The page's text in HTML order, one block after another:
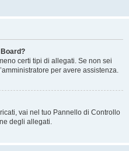
certi tipi di allegati. Se non sei
per avere assistenza.
vai nel tuo Pannello di Controllo
degli allegati.